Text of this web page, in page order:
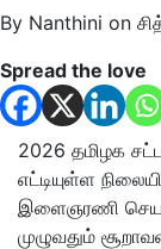
By Nanthini on
Spread the love
2026 தமிழக
எட்டியுள்ள
இளைஞரணி
முழுவதும்